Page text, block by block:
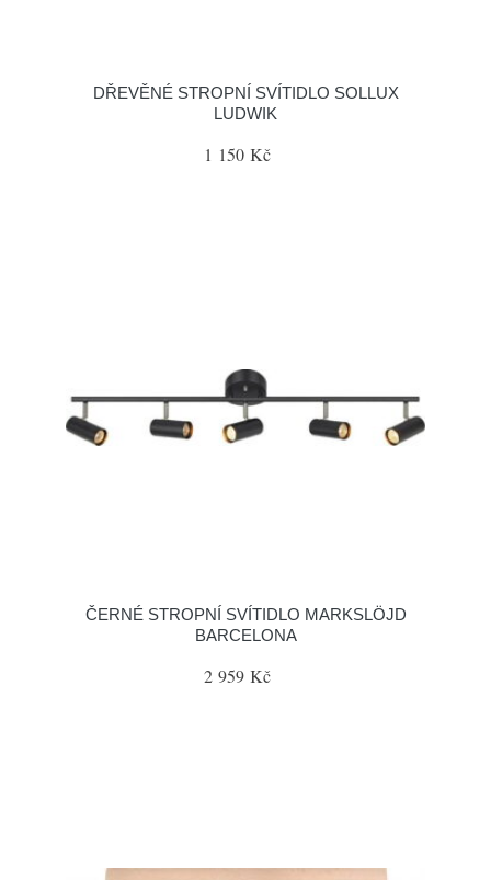
DŘEVĚNÉ STROPNÍ SVÍTIDLO SOLLUX
LUDWIK
1 150 Kč
ČERNÉ STROPNÍ SVÍTIDLO MARKSLÖJD
BARCELONA
2 959 Kč